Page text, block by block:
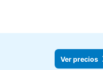
Ver precios